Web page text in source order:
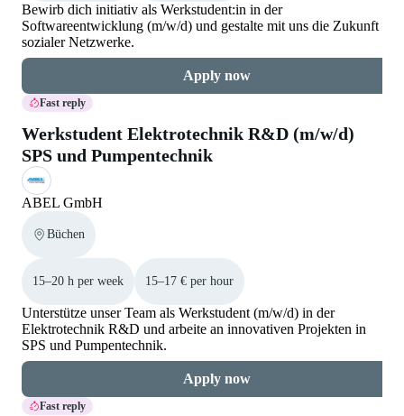
Bewirb dich initiativ als Werkstudent:in in der
Softwareentwicklung (m/w/d) und gestalte mit uns die Zukunft
sozialer Netzwerke.
Apply now
Fast reply
Werkstudent Elektrotechnik R&D (m/w/d)
SPS und Pumpentechnik
ABEL GmbH
Büchen
15–20 h per week 15–17 € per hour
Unterstütze unser Team als Werkstudent (m/w/d) in der
Elektrotechnik R&D und arbeite an innovativen Projekten in
SPS und Pumpentechnik.
Apply now
Fast reply